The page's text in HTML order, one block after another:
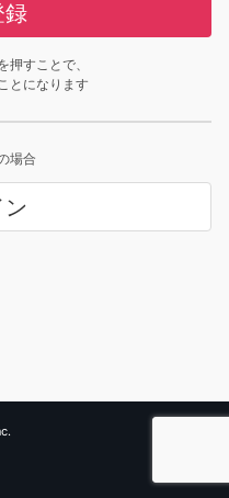
録
押すことで、
とになります
場合
ン